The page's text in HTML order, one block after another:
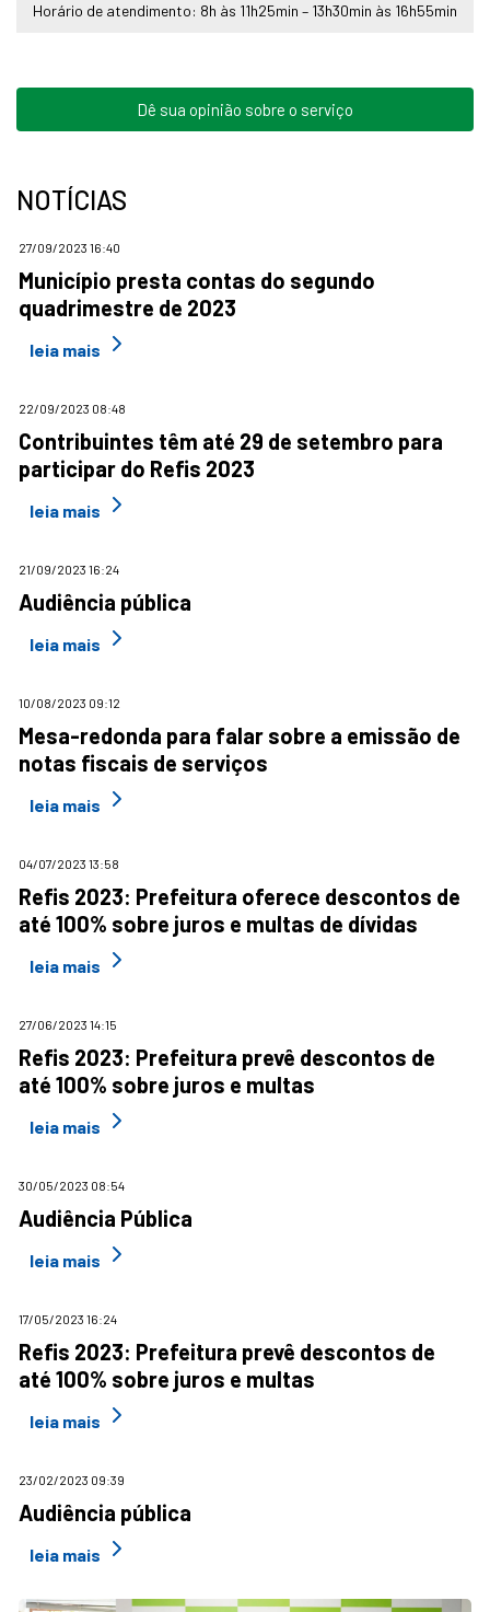
Horário de atendimento: 8h às 11h25min – 13h30min às 16h55min
Dê sua opinião sobre o serviço
NOTÍCIAS
27/09/2023 16:40
Município presta contas do segundo
quadrimestre de 2023
leia mais
22/09/2023 08:48
Contribuintes têm até 29 de setembro para
participar do Refis 2023
leia mais
21/09/2023 16:24
Audiência pública
leia mais
10/08/2023 09:12
Mesa-redonda para falar sobre a emissão de
notas fiscais de serviços
leia mais
04/07/2023 13:58
Refis 2023: Prefeitura oferece descontos de
até 100% sobre juros e multas de dívidas
leia mais
27/06/2023 14:15
Refis 2023: Prefeitura prevê descontos de
até 100% sobre juros e multas
leia mais
30/05/2023 08:54
Audiência Pública
leia mais
17/05/2023 16:24
Refis 2023: Prefeitura prevê descontos de
até 100% sobre juros e multas
leia mais
23/02/2023 09:39
Audiência pública
leia mais